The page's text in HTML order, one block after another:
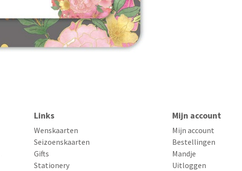
Links
Wenskaarten
Seizoenskaarten
Gifts
Stationery
Mijn account
Mijn account
Bestellingen
Mandje
Uitloggen